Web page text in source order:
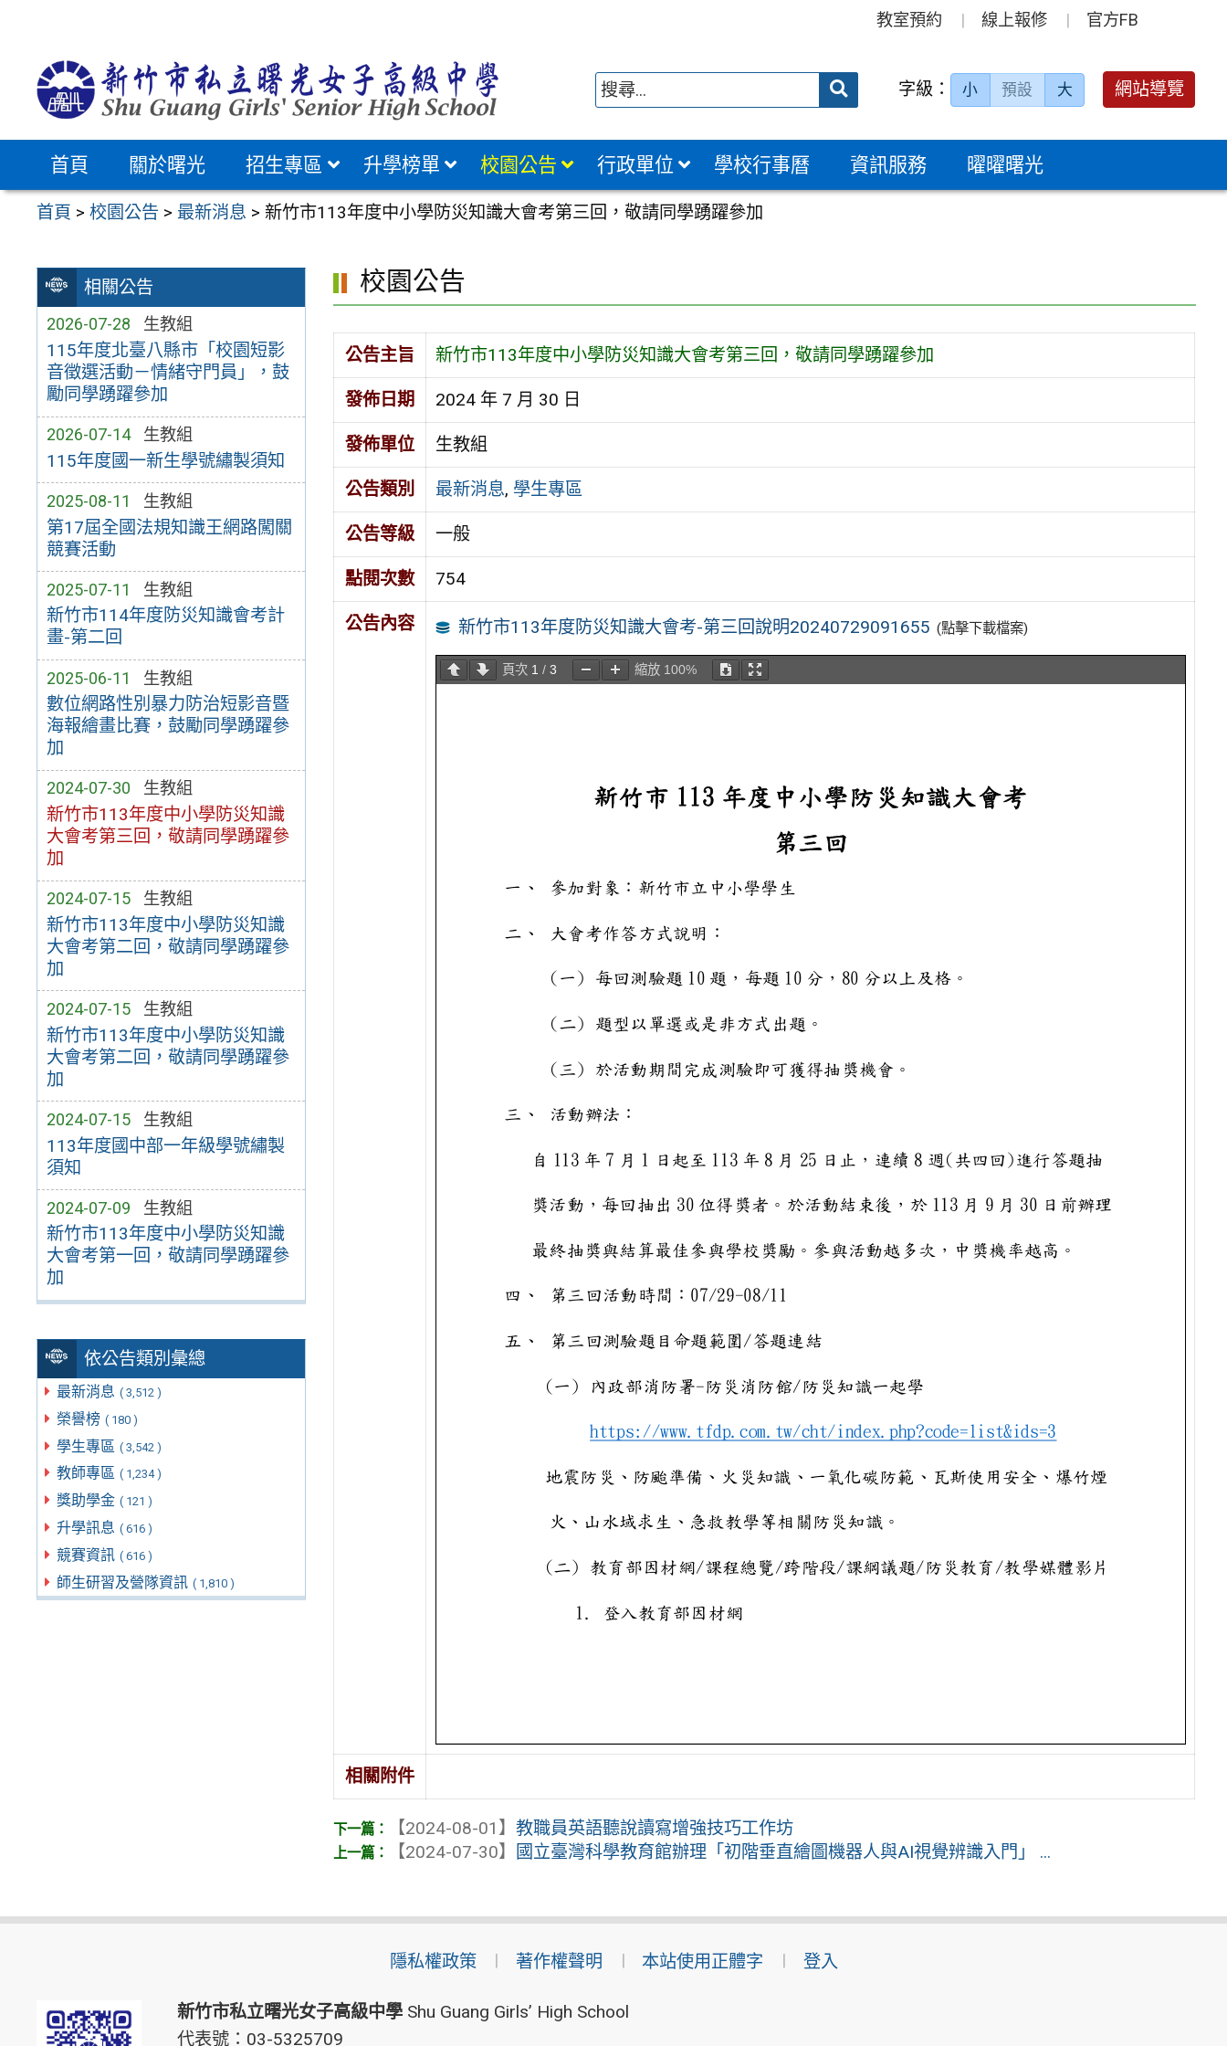
教室預約 線上報修 官方FB
送出 字級： 小 預設 大 網站導覽
首頁 關於曙光 招生專區 升學榜單 校園公告 行政單位 學校行事曆 資訊服務 曜曜曙光
首頁 >校園公告 > 最新消息 >新竹市113年度中小學防災知識大會考第三回，敬請同學踴躍參加
相關公告
2026-07-28 生教組
115年度北臺八縣市「校園短影
音徵選活動－情緒守門員」，鼓
勵同學踴躍參加
2026-07-14 生教組
115年度國一新生學號繡製須知
2025-08-11 生教組
第17屆全國法規知識王網路闖關
競賽活動
2025-07-11 生教組
新竹市114年度防災知識會考計
畫-第二回
2025-06-11 生教組
數位網路性別暴力防治短影音暨
海報繪畫比賽，鼓勵同學踴躍參
加
2024-07-30 生教組
新竹市113年度中小學防災知識
大會考第三回，敬請同學踴躍參
加
2024-07-15 生教組
新竹市113年度中小學防災知識
大會考第二回，敬請同學踴躍參
加
2024-07-15 生教組
新竹市113年度中小學防災知識
大會考第二回，敬請同學踴躍參
加
2024-07-15 生教組
113年度國中部一年級學號繡製
須知
2024-07-09 生教組
新竹市113年度中小學防災知識
大會考第一回，敬請同學踴躍參
加
依公告類別彙總
最新消息 ( 3,512 )
榮譽榜 ( 180 )
學生專區 ( 3,542 )
教師專區 ( 1,234 )
獎助學金 ( 121 )
升學訊息 ( 616 )
競賽資訊 ( 616 )
師生研習及營隊資訊 ( 1,810 )
校園公告
公告主旨 新竹市113年度中小學防災知識大會考第三回，敬請同學踴躍參加
發佈日期 2024 年 7 月 30 日
發佈單位 生教組
公告類別 最新消息, 學生專區
公告等級 一般
點閱次數 754
公告內容 新竹市113年度防災知識大會考-第三回說明20240729091655 (點擊下載檔案)
頁次 1 / 3 縮放 100%
相關附件
【2024-08-01】教職員英語聽說讀寫增強技巧工作坊
【2024-07-30】
國立臺灣科學教育館辦理「初階垂直繪圖機器人與AI視覺辨識入門」 ...
隱私權政策 著作權聲明 本站使用正體字 登入
新竹市私立曙光女子高級中學Shu Guang Girls’ High School
代表號：03-5325709